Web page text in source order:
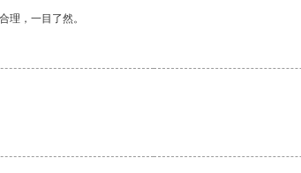
理，一目了然。